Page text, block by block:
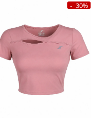
30%